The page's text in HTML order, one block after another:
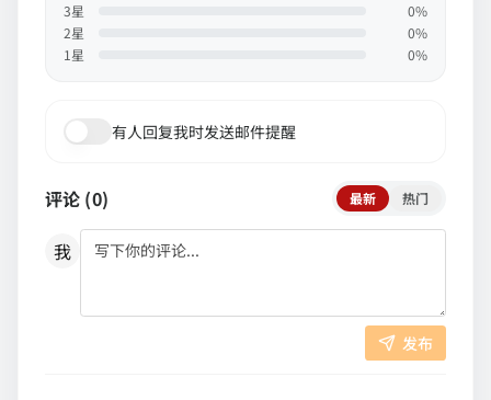
3星 0%
2星 0%
1 星 0%
有人回复我时发送邮件提醒
评论 (0) 最新 热门
我
发布